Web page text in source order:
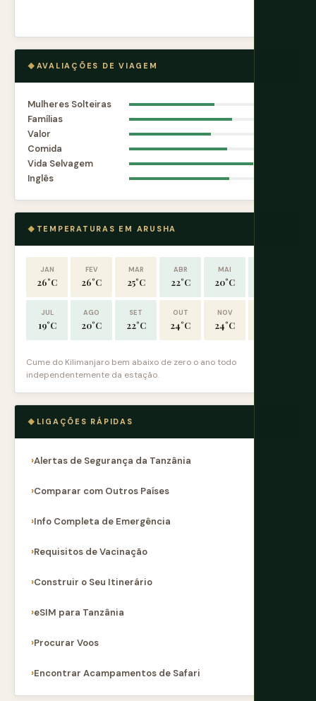
AVALIAÇÕES DE VIAGEM
Mulheres Solteiras
Famílias
Valor
Comida
Vida Selvagem
Inglês
TEMPERATURAS EM ARUSHA
JAN
26°C
FEV
26°C
MAR
25°C
ABR
22°C
MAI
20°C
JUL
19°C
AGO
20°C
SET
22°C
OUT
24°C
NOV
24°C
Cume do Kilimanjaro bem abaixo de zero o ano todo
independentemente da estação.
LIGAÇÕES RÁPIDAS
Alertas de Segurança da Tanzânia
Comparar com Outros Países
Info Completa de Emergência
Requisitos de Vacinação
Construir o Seu Itinerário
eSIM para Tanzânia
Procurar Voos
Encontrar Acampamentos de Safari